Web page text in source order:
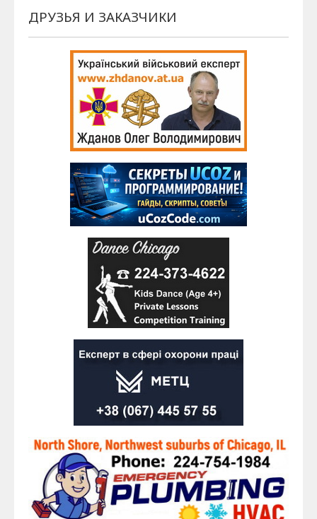
ДРУЗЬЯ И ЗАКАЗЧИКИ